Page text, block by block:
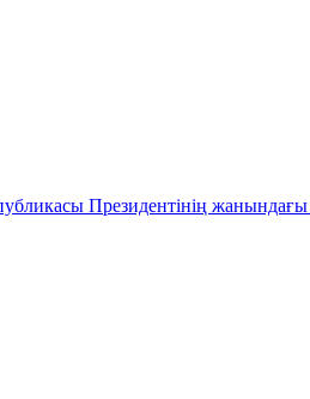
Президентінің